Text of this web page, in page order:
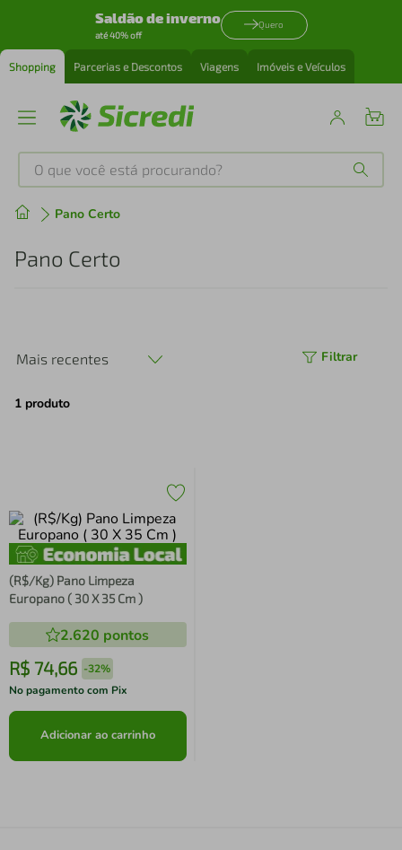
Saldão de inverno
até 40% off
Quero
Shopping Parcerias e Descontos Viagens Imóveis e Veículos
O que você está procurando?
Pano Certo
Pano Certo
Mais recentes Filtrar
1 produto
(R$/Kg) Pano Limpeza
Europano ( 30 X 35 Cm )
2.620 pontos
R$ 74,66 -32%
No pagamento com Pix
Adicionar ao carrinho
Produtos mais buscados
tenis
perfume
4º